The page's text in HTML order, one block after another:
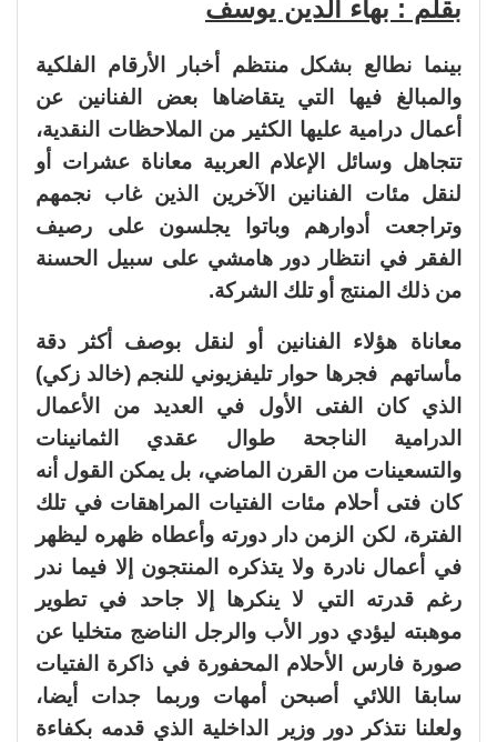
بقلم : بهاء الدين يوسف
بينما نطالع بشكل منتظم أخبار الأرقام الفلكية
والمبالغ فيها التي يتقاضاها بعض الفنانين عن
أعمال درامية عليها الكثير من الملاحظات النقدية،
تتجاهل وسائل الإعلام العربية معاناة عشرات أو
لنقل مئات الفنانين الآخرين الذين غاب نجمهم
وتراجعت أدوارهم وباتوا يجلسون على رصيف
الفقر في انتظار دور هامشي على سبيل الحسنة
من ذلك المنتج أو تلك الشركة.
معاناة هؤلاء الفنانين أو لنقل بوصف أكثر دقة
مأساتهم فجرها حوار تليفزيوني للنجم (خالد زكي)
الذي كان الفتى الأول في العديد من الأعمال
الدرامية الناجحة طوال عقدي الثمانينات
والتسعينات من القرن الماضي، بل يمكن القول أنه
كان فتى أحلام مئات الفتيات المراهقات في تلك
الفترة، لكن الزمن دار دورته وأعطاه ظهره ليظهر
في أعمال نادرة ولا يتذكره المنتجون إلا فيما ندر
رغم قدرته التي لا ينكرها إلا جاحد في تطوير
موهبته ليؤدي دور الأب والرجل الناضج متخليا عن
صورة فارس الأحلام المحفورة في ذاكرة الفتيات
سابقا اللائي أصبحن أمهات وربما جدات أيضا،
ولعلنا نتذكر دور وزير الداخلية الذي قدمه بكفاءة